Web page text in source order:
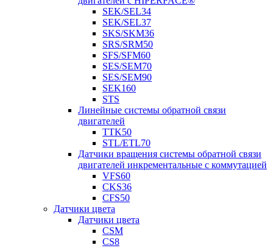
SEK/SEL34
SEK/SEL37
SKS/SKM36
SRS/SRM50
SFS/SFM60
SES/SEM70
SES/SEM90
SEK160
STS
Линейные системы обратной связи
двигателей
TTK50
STL/ETL70
Датчики вращения системы обратной связи
двигателей инкрементальные с коммутацией
VFS60
CKS36
CFS50
Датчики цвета
Датчики цвета
CSM
CS8